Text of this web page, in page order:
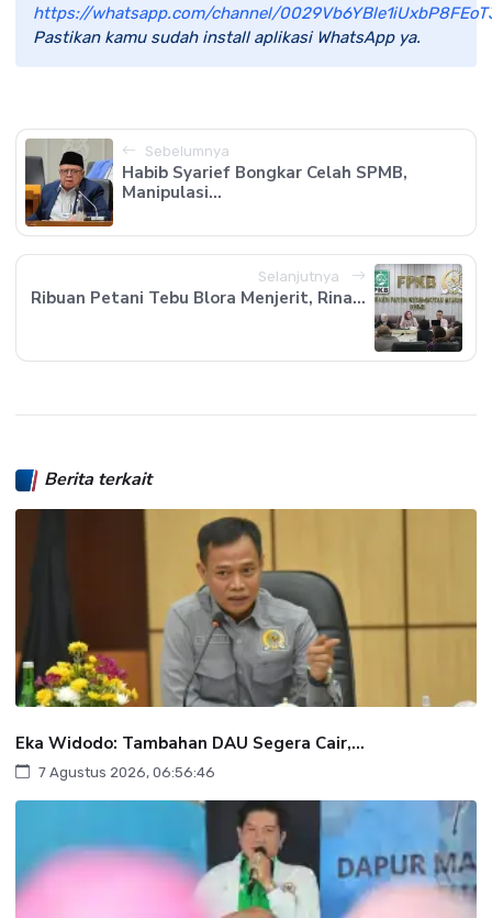
https://whatsapp.com/channel/
Pastikan kamu sudah install aplikasi WhatsApp ya.
Sebelumnya
Habib Syarief Bongkar Celah SPMB,
Manipulasi...
Selanjutnya
Ribuan Petani Tebu Blora Menjerit, Rina...
Berita terkait
Eka Widodo: Tambahan DAU Segera Cair,...
7 Agustus 2026, 06:56:46